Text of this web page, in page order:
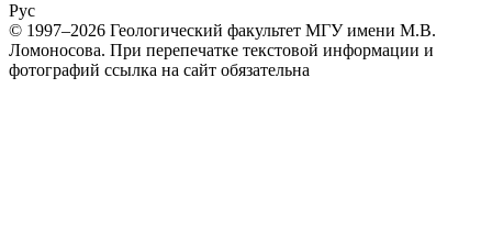
Рус
© 1997–2026 Геологический факультет МГУ имени М.В.
Ломоносова. При перепечатке текстовой информации и
фотографий ссылка на сайт обязательна